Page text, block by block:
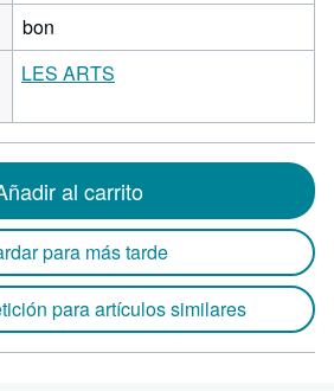
bon
LES ARTS
al carrito
para más tarde
para artículos similares